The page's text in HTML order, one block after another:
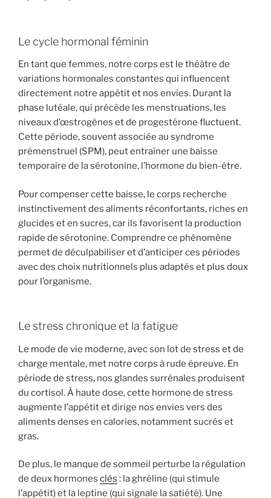
Le cycle hormonal féminin
En tant que femmes, notre corps est le théâtre de
variations hormonales constantes qui influencent
directement notre appétit et nos envies. Durant la
phase lutéale, qui précède les menstruations, les
niveaux d’œstrogènes et de progestérone fluctuent.
Cette période, souvent associée au syndrome
prémenstruel (SPM), peut entraîner une baisse
temporaire de la sérotonine, l’hormone du bien-être.
Pour compenser cette baisse, le corps recherche
instinctivement des aliments réconfortants, riches en
glucides et en sucres, car ils favorisent la production
rapide de sérotonine. Comprendre ce phénomène
permet de déculpabiliser et d’anticiper ces périodes
avec des choix nutritionnels plus adaptés et plus doux
pour l’organisme.
Le stress chronique et la fatigue
Le mode de vie moderne, avec son lot de stress et de
charge mentale, met notre corps à rude épreuve. En
période de stress, nos glandes surrénales produisent
du cortisol. À haute dose, cette hormone de stress
augmente l’appétit et dirige nos envies vers des
aliments denses en calories, notamment sucrés et
gras.
De plus, le manque de sommeil perturbe la régulation
de deux hormones clés : la ghréline (qui stimule
l’appétit) et la leptine (qui signale la satiété). Une